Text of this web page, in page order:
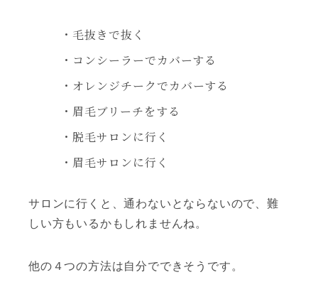
・毛抜きで抜く
・コンシーラーでカバーする
・オレンジチークでカバーする
・眉毛ブリーチをする
・脱毛サロンに行く
・眉毛サロンに行く
サロンに行くと、通わないとならないので、難
しい方もいるかもしれませんね。
他の４つの方法は自分でできそうです。